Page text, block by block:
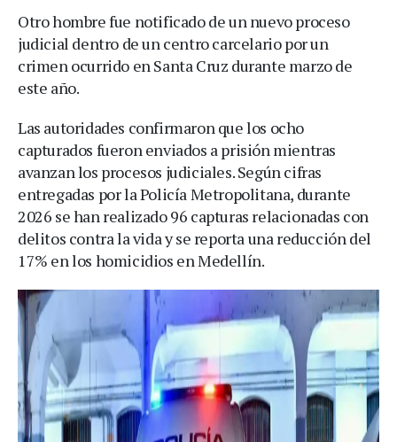
Otro hombre fue notificado de un nuevo proceso
judicial dentro de un centro carcelario por un
crimen ocurrido en Santa Cruz durante marzo de
este año.
Las autoridades confirmaron que los ocho
capturados fueron enviados a prisión mientras
avanzan los procesos judiciales. Según cifras
entregadas por la Policía Metropolitana, durante
2026 se han realizado 96 capturas relacionadas con
delitos contra la vida y se reporta una reducción del
17% en los homicidios en Medellín.